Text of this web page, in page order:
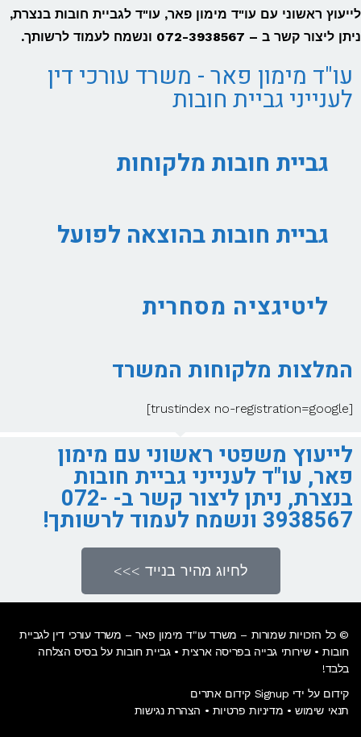
לייעוץ ראשוני עם עו"ד מימון פאר, עו"ד לגביית חובות בנצרת,
ניתן ליצור קשר ב – 072-3938567 ונשמח לעמוד לרשותך.
עו"ד מימון פאר - משרד עורכי דין
לענייני גביית חובות
גביית חובות מלקוחות
גביית חובות בהוצאה לפועל
ליטיגציה מסחרית
המלצות מלקוחות המשרד
[trustindex no-registration=google]
לייעוץ משפטי ראשוני עם מימון
פאר, עו"ד לענייני גביית חובות
בנצרת, ניתן ליצור קשר ב- 072-
3938567 ונשמח לעמוד לרשותך!
לחיוג מהיר בנייד >>>
© כל הזכויות שמורות – משרד עו"ד מימון פאר – משרד עורכי דין לגביית
חובות •שירותי גבייה בפריסה ארצית• גביית חובות על בסיס הצלחה
בלבד!
קידום על ידי Signup קידום אתרים
תנאי שימוש • מדיניות פרטיות • הצהרת נגישות